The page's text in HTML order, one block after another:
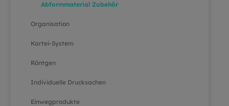
Abformmaterial Zubehör
Organisation
Kartei-System
Röntgen
Individuelle Drucksachen
Einwegprodukte